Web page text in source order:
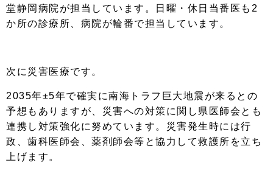
堂静岡病院が担当しています。日曜・休日当番医も2
か所の診療所、病院が輪番で担当しています。
次に災害医療です。
2035年±5年で確実に南海トラフ巨大地震が来るとの
予想もありますが、災害への対策に関し県医師会とも
連携し対策強化に努めています。災害発生時には行
政、歯科医師会、薬剤師会等と協力して救護所を立ち
上げます。